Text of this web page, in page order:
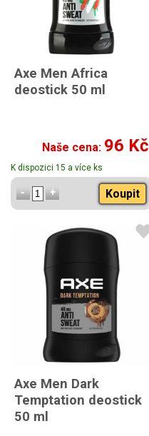
Axe Men Africa
deostick 50 ml
Naše cena: 96 Kč
K dispozici 15 a více ks
Koupit
Axe Men Dark
Temptation deostick
50 ml